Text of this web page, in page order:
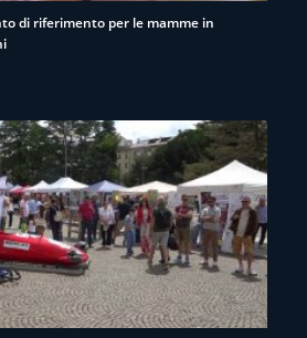
di riferimento per le mamme in